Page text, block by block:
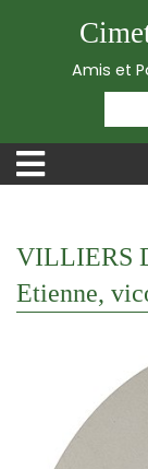
Amis et
VILLIERS
Etienne,